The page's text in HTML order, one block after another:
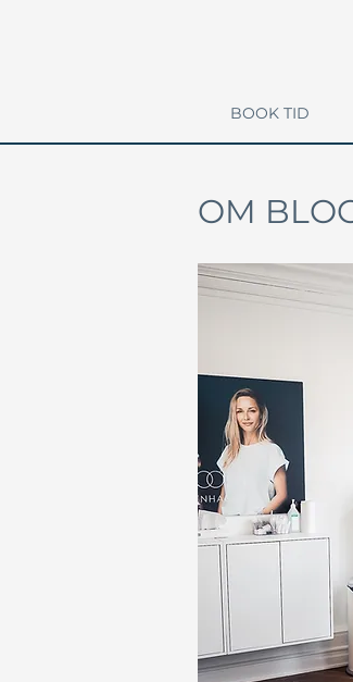
BOOK TID
OM